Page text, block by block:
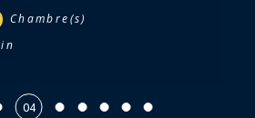
Chambre(s)
05